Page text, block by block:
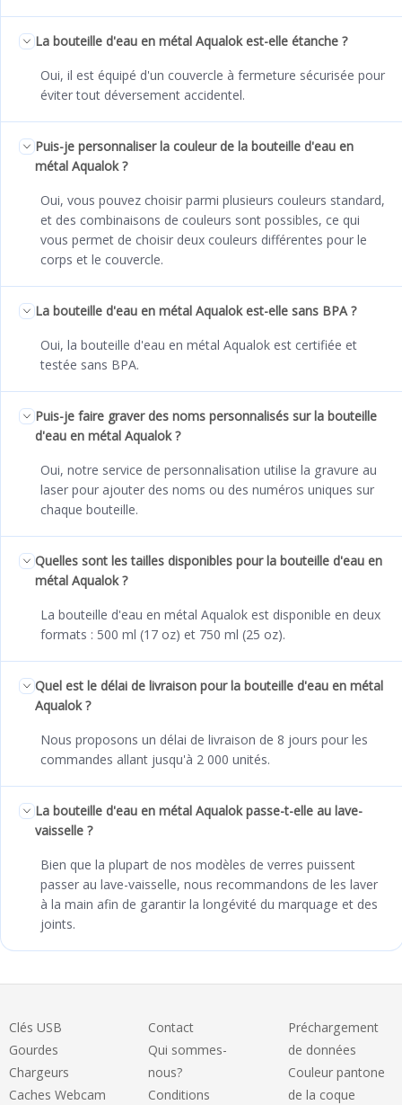
La bouteille d'eau en métal Aqualok est-elle étanche ?
Oui, il est équipé d'un couvercle à fermeture sécurisée pour
éviter tout déversement accidentel.
Puis-je personnaliser la couleur de la bouteille d'eau en
métal Aqualok ?
Oui, vous pouvez choisir parmi plusieurs couleurs standard,
et des combinaisons de couleurs sont possibles, ce qui
vous permet de choisir deux couleurs différentes pour le
corps et le couvercle.
La bouteille d'eau en métal Aqualok est-elle sans BPA ?
Oui, la bouteille d'eau en métal Aqualok est certifiée et
testée sans BPA.
Puis-je faire graver des noms personnalisés sur la bouteille
d'eau en métal Aqualok ?
Oui, notre service de personnalisation utilise la gravure au
laser pour ajouter des noms ou des numéros uniques sur
chaque bouteille.
Quelles sont les tailles disponibles pour la bouteille d'eau en
métal Aqualok ?
La bouteille d'eau en métal Aqualok est disponible en deux
formats : 500 ml (17 oz) et 750 ml (25 oz).
Quel est le délai de livraison pour la bouteille d'eau en métal
Aqualok ?
Nous proposons un délai de livraison de 8 jours pour les
commandes allant jusqu'à 2 000 unités.
La bouteille d'eau en métal Aqualok passe-t-elle au lave-
vaisselle ?
Bien que la plupart de nos modèles de verres puissent
passer au lave-vaisselle, nous recommandons de les laver
à la main afin de garantir la longévité du marquage et des
joints.
Clés USB
Gourdes
Chargeurs
Caches Webcam
Contact
Qui sommes-
nous?
Conditions
Préchargement
de données
Couleur pantone
de la coque